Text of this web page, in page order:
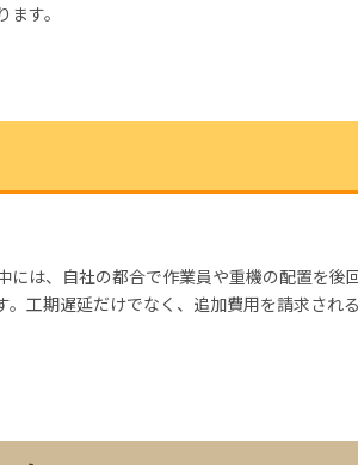
す。
は、自社の都合で作業員や重機の配置を後
工期遅延だけでなく、追加費用を請求され